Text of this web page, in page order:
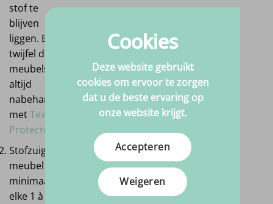
stof te
blijven
liggen. Bij
twijfel de
meubelstof
altijd
nabehandelen
metTextile
Protector.
Stofzuig uw
meubel
minimaal
elke 1 à 2
Cookies
Deze website gebruikt
cookies om ervoor te zorgen
dat u de beste ervaring op
onze website krijgt.
Accepteren
Weigeren